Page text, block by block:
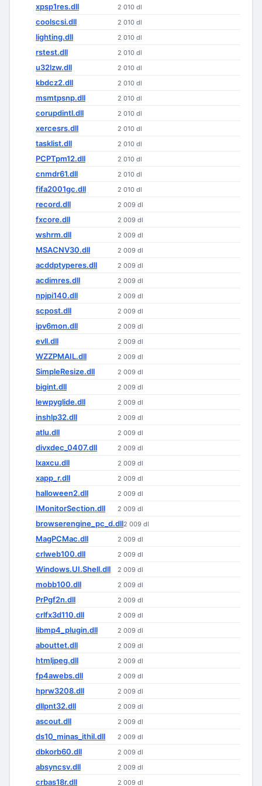
xpsp1res.dll 2 010 dl
coolscsi.dll 2 010 dl
lighting.dll 2 010 dl
rstest.dll 2 010 dl
u32lzw.dll 2 010 dl
kbdcz2.dll 2 010 dl
msmtpsnp.dll 2 010 dl
corupdintl.dll 2 010 dl
xercesrs.dll 2 010 dl
tasklist.dll 2 010 dl
PCPTpm12.dll 2 010 dl
cnmdr61.dll 2 010 dl
fifa2001gc.dll 2 010 dl
record.dll 2 009 dl
fxcore.dll 2 009 dl
wshrm.dll 2 009 dl
MSACNV30.dll 2 009 dl
acddptyperes.dll 2 009 dl
acdimres.dll 2 009 dl
npjpi140.dll 2 009 dl
scpost.dll 2 009 dl
ipv6mon.dll 2 009 dl
evll.dll 2 009 dl
WZZPMAIL.dll 2 009 dl
SimpleResize.dll 2 009 dl
bigint.dll 2 009 dl
lewpyglide.dll 2 009 dl
inshlp32.dll 2 009 dl
atlu.dll 2 009 dl
divxdec_0407.dll 2 009 dl
lxaxcu.dll 2 009 dl
xapp_r.dll 2 009 dl
halloween2.dll 2 009 dl
IMonitorSection.dll 2 009 dl
browserengine_pc_d.dll2 009 dl
MagPCMac.dll 2 009 dl
crlweb100.dll 2 009 dl
Windows.UI.Shell.dll 2 009 dl
mobb100.dll 2 009 dl
PrPgf2n.dll 2 009 dl
crlfx3d110.dll 2 009 dl
libmp4_plugin.dll 2 009 dl
abouttet.dll 2 009 dl
htmljpeg.dll 2 009 dl
fp4awebs.dll 2 009 dl
hprw3208.dll 2 009 dl
dllpnt32.dll 2 009 dl
ascout.dll 2 009 dl
ds10_minas_ithil.dll 2 009 dl
dbkorb60.dll 2 009 dl
absyncsv.dll 2 009 dl
crbas18r.dll 2 009 dl